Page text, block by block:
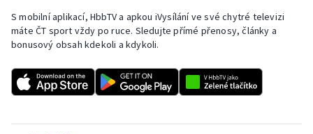
Short track
Sportovní střelba
Stolní tenis
S mobilní aplikací, HbbTV a apkou iVysílání ve své chytré televizi
máte ČT sport vždy po ruce. Sledujte přímé přenosy, články a
bonusový obsah kdekoli a kdykoli.